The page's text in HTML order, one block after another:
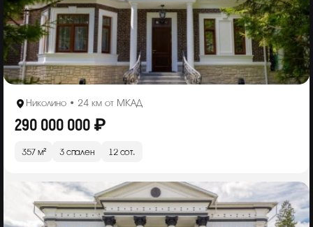
Николино • 24 км от МКАД
290 000 000 ₽
357 м² 3 спален 12 сот.